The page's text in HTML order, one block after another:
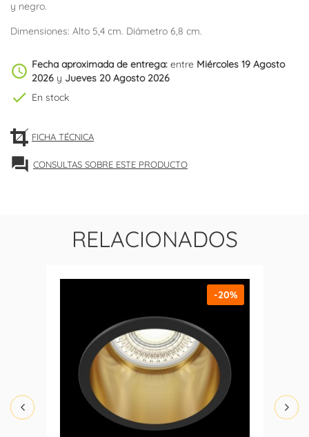
y negro.
Dimensiones: Alto 5,4 cm. Diámetro 6,8 cm.
schedule Fecha aproximada de entrega: entre Miércoles 19 Agosto
2026 y Jueves 20 Agosto 2026
check En stock
FICHA TÉCNICA
forum CONSULTAS SOBRE ESTE PRODUCTO
RELACIONADOS
-20%